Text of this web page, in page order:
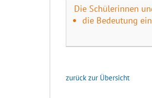
Die Schülerinnen
die Bedeutung
zurück zur Übersicht